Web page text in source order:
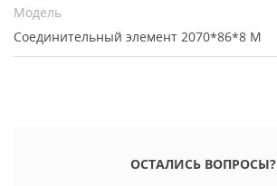
Модель
Соединительный элемент 2070*86*8 M
ОСТАЛИСЬ ВОПРОСЫ?